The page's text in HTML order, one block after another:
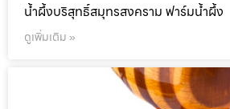
น้ำผึ้งบริสุทธิ์สมุทรสงคราม ฟาร์มน้ำผึ้ง
ดูเพิ่มเติม »